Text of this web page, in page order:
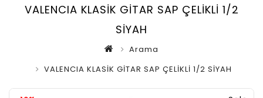
VALENCIA KLASİK GİTAR SAP ÇELİKLİ 1/2
SİYAH
Arama
VALENCIA KLASİK GİTAR SAP ÇELİKLİ 1/2 SİYAH